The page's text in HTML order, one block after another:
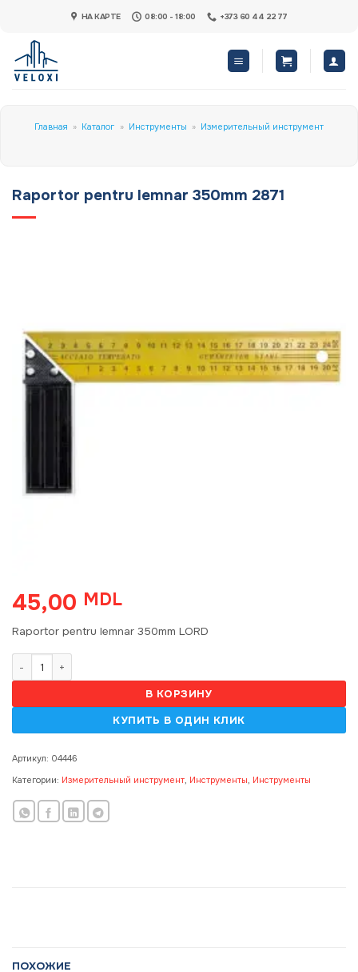
content
НА КАРТЕ 08:00 - 18:00 +373 60 44 22 77
Главная » Каталог » Инструменты » Измерительный инструмент
Raportor pentru lemnar 350mm 2871
45,00 MDL
Raportor pentru lemnar 350mm LORD
В КОРЗИНУ
Артикул: 04446
Категории: Измерительный инструмент, Инструменты, Инструменты
ПОХОЖИЕ